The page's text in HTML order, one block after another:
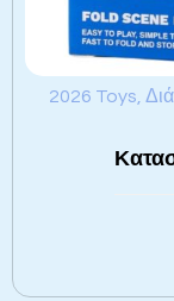
2026 Toys,